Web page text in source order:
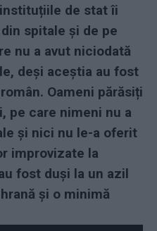
de stat îi
spitale și de pe
nu a avut niciodată
deși aceștia au fost
Oameni părăsiți
pe care nimeni nu a
și nici nu le-a oferit
improvizate la
fost duși la un azil
și o minimă